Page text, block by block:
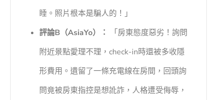
睡。照片根本是騙人的！」
評論B（AsiaYo）：
「房東態度惡劣！詢問
附近景點愛理不理，check-in時還被多收隱
形費用。遺留了一條充電線在房間，回頭詢
問竟被房東指控是想訛詐，人格遭受侮辱，